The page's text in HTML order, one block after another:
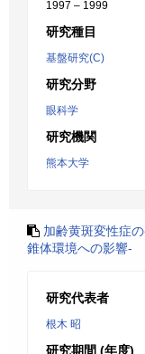
1997 – 1999
研究種目
基盤研究(C)
研究分野
眼科学
研究機関
熊本大学
加齢黄斑変性症
錐体環境への影響-
研究代表者
根木 昭
研究期間 (年度)